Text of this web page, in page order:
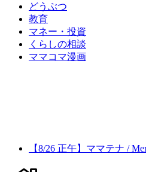
どうぶつ
教育
マネー・投資
くらしの相談
ママコマ漫画
【8/26 正午】ママテナ /